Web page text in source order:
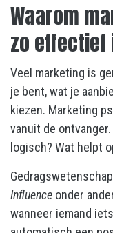
Waarom
zo effectief
Veel marketing is
je bent, wat je
kiezen. Marketing
vanuit de
logisch? Wat helpt
Influence onder
wanneer iemand